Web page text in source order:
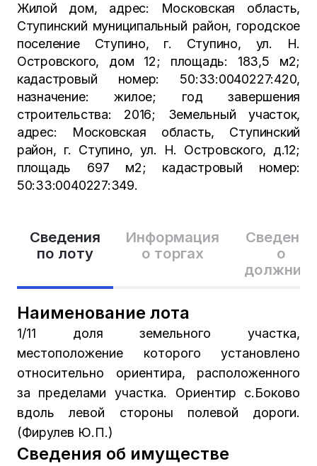
Сведения
по лоту
Информация
о торгах
Сведения
о
Наименование лота
1/11 доля земельного участка,
местоположение которого установлено
относительно ориентира, расположенного
за пределами участка. Ориентир с.Боково
вдоль левой стороны полевой дороги.
(Фирулев Ю.П.)
Сведения об имуществе
Жилой дом, адрес: Московская область,
Ступинский муниципальный район, городское
поселение Ступино, г. Ступино, ул. Н.
Островского, дом 12; площадь: 183,5 м2;
кадастровый номер: 50:33:0040227:420,
назначение: жилое; год завершения
строительства: 2016; Земельный участок,
адрес: Московская область, Ступинский
район, г. Ступино, ул. Н. Островского, д.12;
площадь 697 м2; кадастровый номер:
50:33:0040227:349.